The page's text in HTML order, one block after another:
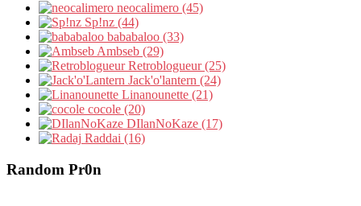
neocalimero (45)
Sp!nz (44)
bababaloo (33)
Ambseb (29)
Retroblogueur (25)
Jack'o'lantern (24)
Linanounette (21)
cocole (20)
DIlanNoKaze (17)
Raddai (16)
Random Pr0n